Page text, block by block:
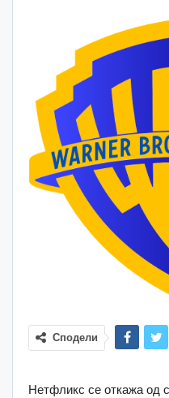
Сподели
Нетфликс се откажа од